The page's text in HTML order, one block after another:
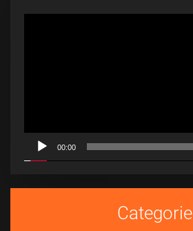
00:00
Categorie